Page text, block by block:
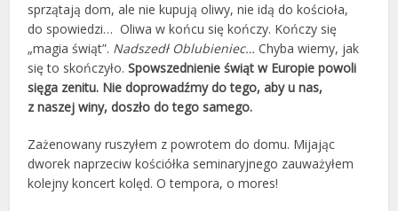
sprzątają dom, ale nie kupują oliwy, nie idą do kościoła,
do spowiedzi… Oliwa w końcu się kończy. Kończy się
„magia świąt”. Nadszedł Oblubieniec… Chyba wiemy, jak
się to skończyło.Spowszednienie świąt w Europie powoli
sięga zenitu. Nie doprowadźmy do tego, aby u nas,
z naszej winy, doszło do tego samego.
Zażenowany ruszyłem z powrotem do domu. Mijając
dworek naprzeciw kościółka seminaryjnego zauważyłem
kolejny koncert kolęd. O tempora, o mores!